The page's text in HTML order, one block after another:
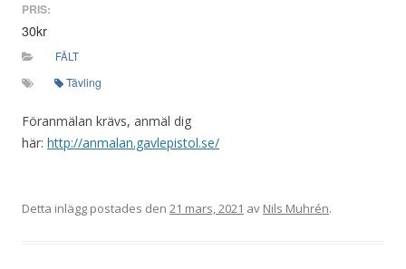
PRIS:
30kr
FÄLT
Tävling
Föranmälan krävs, anmäl dig
här: http://anmalan.gavlepistol.se/
Detta inlägg postades den 21 mars, 2021 av Nils Muhrén.